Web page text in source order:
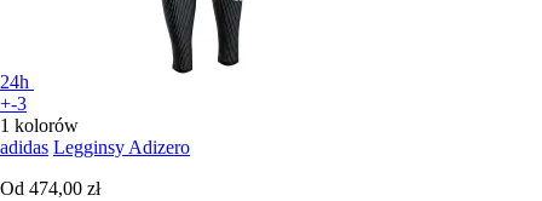
24h
+-3
1 kolorów
adidas Legginsy Adizero
Od 474,00 zł